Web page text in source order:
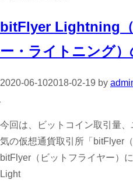
bitFlyer Lightning
ー・ライトニング
2020-06-102018-02-19 by
今回は、ビットコイン取引量
気の仮想通貨取引所「bitFlyer
bitFlyer（ビットフライヤー）
Light